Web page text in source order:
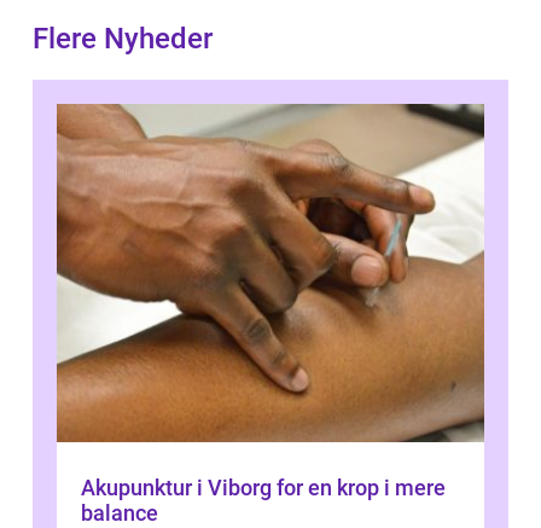
Flere Nyheder
Akupunktur i Viborg for en krop i mere
balance